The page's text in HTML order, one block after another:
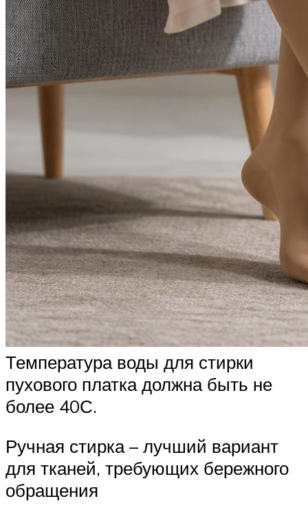
Температура воды для стирки
пухового платка должна быть не
более 40С.
Ручная стирка – лучший вариант
для тканей, требующих бережного
обращения